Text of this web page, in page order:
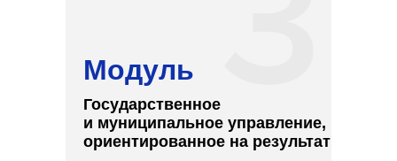
Модуль
Государственное
и муниципальное управление,
ориентированное на результат